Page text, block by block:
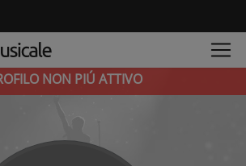
NON PIÚ ATTIVO